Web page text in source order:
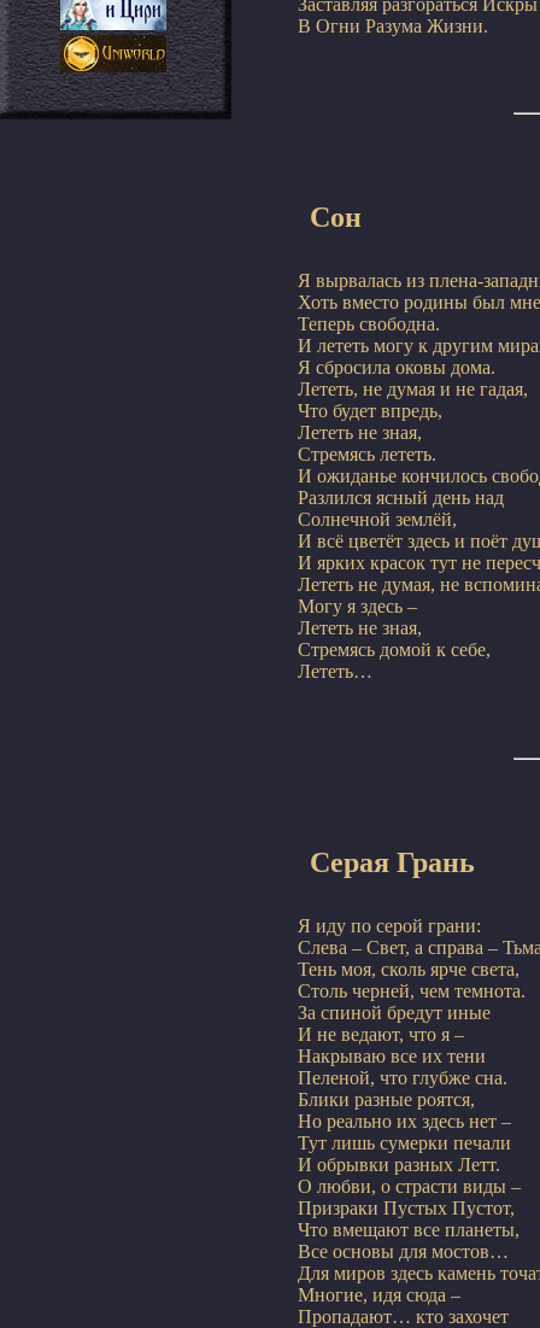
Сон
Я вырвалась из плена-
Хоть вместо родины был
Теперь свободна.
И лететь могу к другим
Я сбросила оковы дома.
Лететь, не думая и не гадая,
Что будет впредь,
Лететь не зная,
Стремясь лететь.
И ожиданье кончилось
Разлился ясный день над
Солнечной землёй,
И всё цветёт здесь и поёт
И ярких красок тут не
Лететь не думая, не
Могу я здесь –
Лететь не зная,
Стремясь домой к себе,
Серая Грань
Я иду по серой грани:
Слева – Свет, а справа –
Тень моя, сколь ярче света,
Столь черней, чем темнота.
За спиной бредут иные
И не ведают, что я –
Накрываю все их тени
Пеленой, что глубже сна.
Блики разные роятся,
Но реально их здесь нет –
Тут лишь сумерки печали
И обрывки разных Летт.
О любви, о страсти виды –
Призраки Пустых Пустот,
Что вмещают все планеты,
Все основы для мостов…
Для миров здесь камень
Многие, идя сюда –
Пропадают… кто захочет